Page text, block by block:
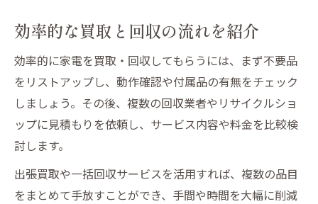
効率的な買取と回収の流れを紹介
効率的に家電を買取・回収してもらうには、まず不要品
をリストアップし、動作確認や付属品の有無をチェック
しましょう。その後、複数の回収業者やリサイクルショ
ップに見積もりを依頼し、サービス内容や料金を比較検
討します。
出張買取や一括回収サービスを活用すれば、複数の品目
をまとめて手放すことができ、手間や時間を大幅に削減